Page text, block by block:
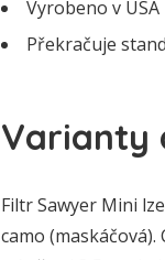
Vyrobeno v USA
Překračuje
Varianty
Filtr Sawyer Mini
camo